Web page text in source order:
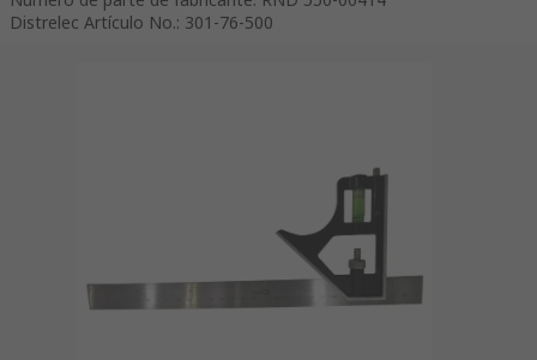
Distrelec Artículo No.: 301-76-500